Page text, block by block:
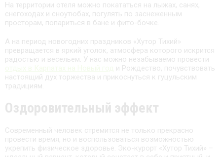
На территории отеля можно покататься на лыжах, санях,
снегоходах и сноутюбах, погулять по заснеженным
просторам, попариться в бане и фито-бочке.
А на период новогодних праздников «Хутор Тихий»
превращается в яркий уголок, атмосфера которого искрится
радостью и весельем. У нас можно незабываемо провести
и Рождество, почувствовать
настоящий дух торжества и прикоснуться к гуцульским
традициям.
Оздоровительный эффект
Современный человек стремится не только прекрасно
провести время, но и воспользоваться возможностью
укрепить физическое здоровье. Эко-курорт «Хутор Тихий» –